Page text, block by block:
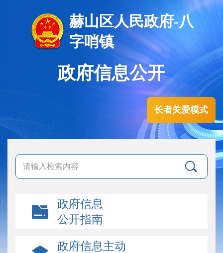
赫山区人民政府-八
字哨镇
政府信息公开
长者关爱模式
政府信息
公开指南
政府信息主动